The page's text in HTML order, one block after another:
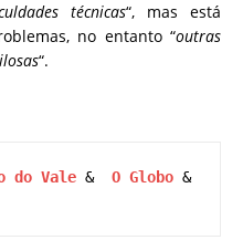
técnicas“, mas está
no entanto “outras
“.
do Vale & O Globo
&